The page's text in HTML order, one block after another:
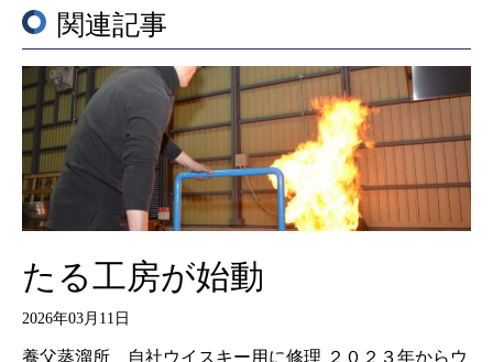
関連記事
たる工房が始動
2026年03月11日
養父蒸溜所 自社ウイスキー用に修理 ２０２３年からウ